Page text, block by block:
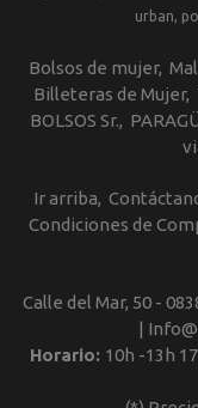
urban
Bolsos de mujer
Billeteras de Mujer
BOLSOS Sr.
Ir arriba
Condiciones de
Calle del Mar, 50 -
|
Horario: 10h -13h